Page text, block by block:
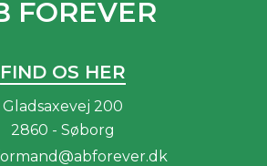
FOREVER
FIND OS HER
Gladsaxevej 200
2860 - Søborg